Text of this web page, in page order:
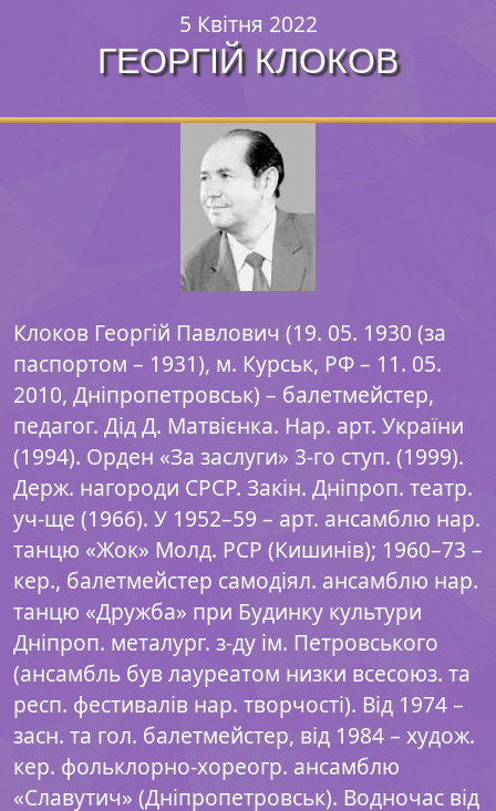
5 Квітня 2022
ГЕОРГІЙ КЛОКОВ
Клоков Георгій Павлович (19. 05. 1930 (за
паспортом – 1931), м. Курськ, РФ – 11. 05.
2010, Дніпропетровськ) – балетмейстер,
педагог. Дід Д. Матвієнка. Нар. арт. України
(1994). Орден «За заслуги» 3-го ступ. (1999).
Держ. нагороди СРСР. Закін. Дніпроп. театр.
уч-ще (1966). У 1952–59 – арт. ансамблю нар.
танцю «Жок» Молд. РСР (Кишинів); 1960–73 –
кер., балетмейстер самодіял. ансамблю нар.
танцю «Дружба» при Будинку культури
Дніпроп. металург. з-ду ім. Петровського
(ансамбль був лауреатом низки всесоюз. та
респ. фестивалів нар. творчості). Від 1974 –
засн. та гол. балетмейстер, від 1984 – худож.
кер. фольклорно-хореогр. ансамблю
«Славутич» (Дніпропетровськ). Водночас від